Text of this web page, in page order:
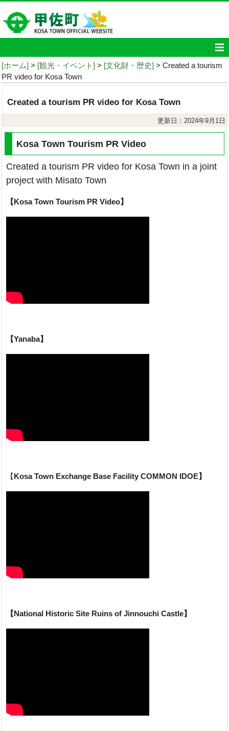
[ホーム] > [観光・イベント] > [文化財・歴史] > Created a tourism
PR video for Kosa Town
Created a tourism PR video for Kosa Town
更新日：2024年9月1日
Kosa Town Tourism PR Video
Created a tourism PR video for Kosa Town in a joint
project with Misato Town
【Kosa Town Tourism PR Video】
【Yanaba】
【Kosa Town Exchange Base Facility COMMON IDOE】
【National Historic Site Ruins of Jinnouchi Castle】